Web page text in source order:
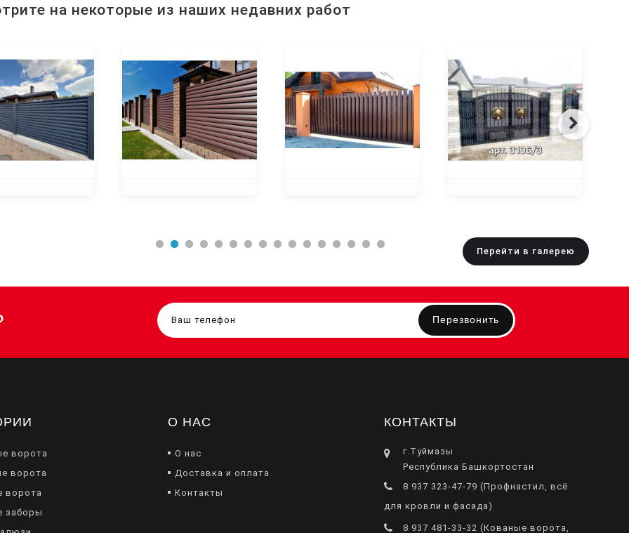
на некоторые из наших недавних работ
Перейти в галерею
Перезвонить
ворота
ворота
ворота
заборы
О НАС
О нас
Доставка и оплата
Контакты
КОНТАКТЫ
г.Туймазы
Республика Башкортостан
8 937 323-47-79 (Профнастил, всё
для кровли и фасада)
8 937 481-33-32 (Кованые ворота,